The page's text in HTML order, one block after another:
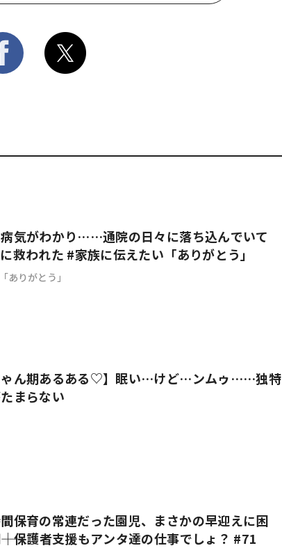
気がわかり……通院の日々に落ち込んでいて
救われた #家族に伝えたい「ありがとう」
ありがとう」
ゃん期あるある♡】眠い…けど…ンムゥ……独特
まらない
間保育の常連だった園児、まさかの早迎えに困
｜保護者支援もアンタ達の仕事でしょ？ #71